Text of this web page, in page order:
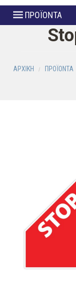
ΠΡΟΪΟΝΤΑ
ΑΡΧΙΚΗ ΠΡΟΪΟΝΤΑ